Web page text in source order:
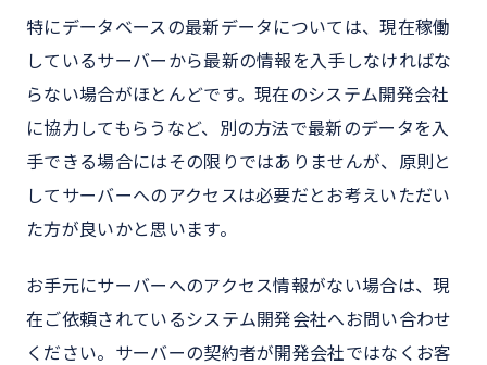
特にデータベースの最新データについては、現在稼働
しているサーバーから最新の情報を入手しなければな
らない場合がほとんどです。現在のシステム開発会社
に協力してもらうなど、別の方法で最新のデータを入
手できる場合にはその限りではありませんが、原則と
してサーバーへのアクセスは必要だとお考えいただい
た方が良いかと思います。
お手元にサーバーへのアクセス情報がない場合は、現
在ご依頼されているシステム開発会社へお問い合わせ
ください。サーバーの契約者が開発会社ではなくお客